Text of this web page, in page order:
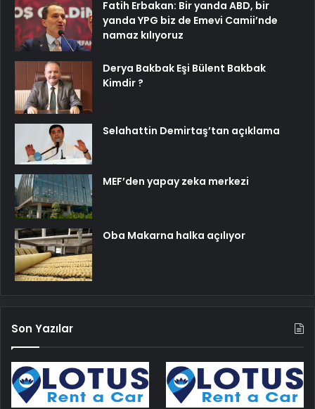
Fatih Erbakan: Bir yanda ABD, bir
yanda YPG biz de Emevi Camii’nde
namaz kılıyoruz
Derya Bakbak Eşi Bülent Bakbak
Kimdir ?
Selahattin Demirtaş’tan açıklama
MEF’den yapay zeka merkezi
Oba Makarna halka açılıyor
Son Yazılar